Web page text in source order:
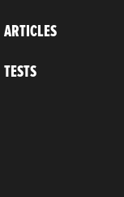
ARTICLES
TESTS